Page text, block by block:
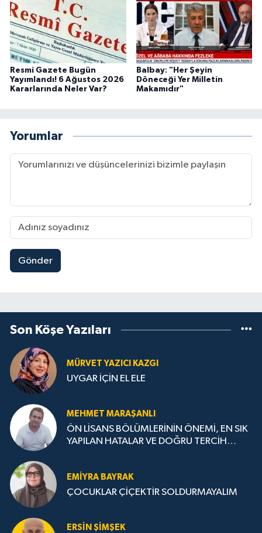
Resmi Gazete Bugün
Yayımlandı! 6 Ağustos 2026
Kararlarında Neler Var?
Balbay: "Her Şeyin
Döneceği Yer Milletin
Makamıdır"
Yorumlar
Gönder
Son Köşe Yazıları
MÜRVET YAZICI KAZGI
UYGAR İÇİN EL ELE
MEHMET MARAŞANLI
ÖN LİSANS BÖLÜMLERİNİN ÖNEMİ, EN SIK
YAPILAN HATALAR VE DOĞRU TERCİH
EMIYRA BAYRAK
ÇOCUKLAR ÇİÇEKTİR SOLDURMAYALIM
ERSIN ŞIMŞEK